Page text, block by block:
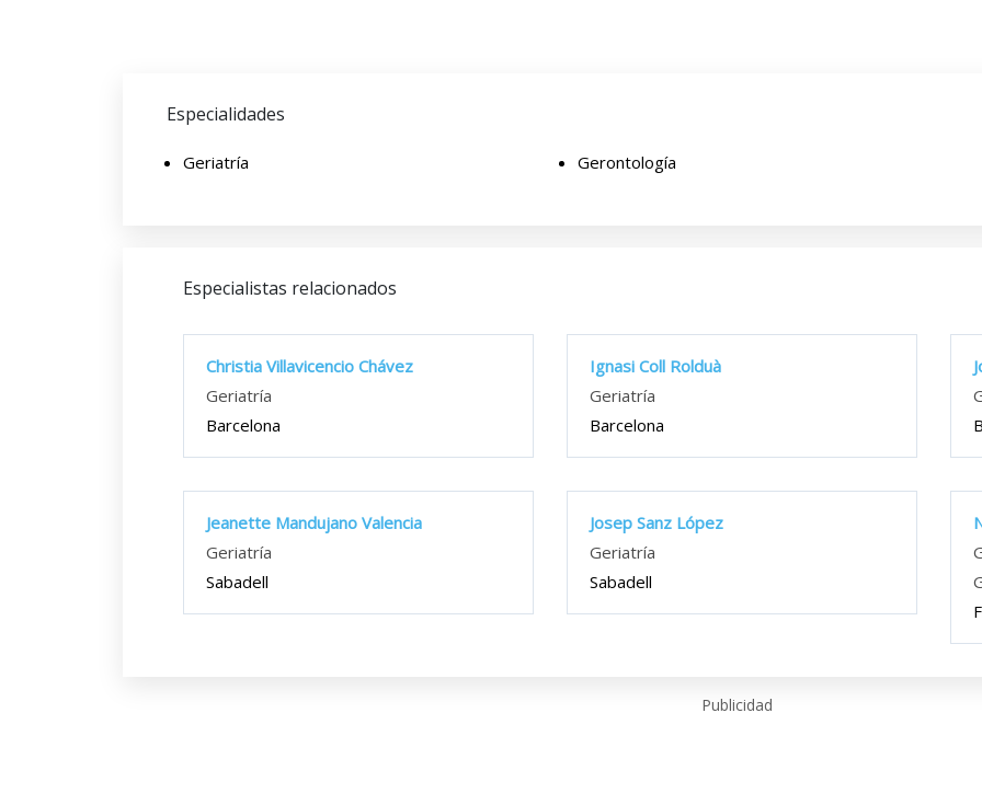
Especialidades
Geriatría Gerontología
Especialistas relacionados
Christia Villavicencio Chávez
Geriatría
Barcelona
Ignasi Coll Rolduà
Geriatría
Barcelona
Jeanette Mandujano Valencia
Geriatría
Sabadell
Josep Sanz López
Geriatría
Sabadell
Publicidad